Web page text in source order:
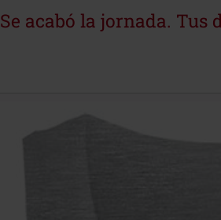
Se acabó la jornada. Tus